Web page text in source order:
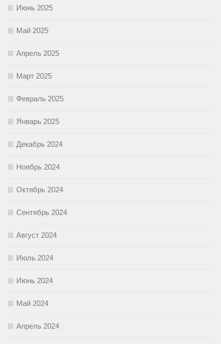
Июнь 2025
Май 2025
Апрель 2025
Март 2025
Февраль 2025
Январь 2025
Декабрь 2024
Ноябрь 2024
Октябрь 2024
Сентябрь 2024
Август 2024
Июль 2024
Июнь 2024
Май 2024
Апрель 2024